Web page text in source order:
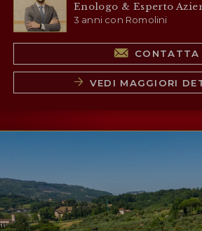
Enologo & Esperto
3 anni con Romolini
CONTATTA
VEDI MAGGIORI